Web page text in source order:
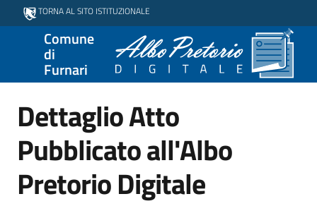
TORNA AL SITO ISTITUZIONALE
Comune
di
Furnari
Dettaglio Atto
Pubblicato all'Albo
Pretorio Digitale